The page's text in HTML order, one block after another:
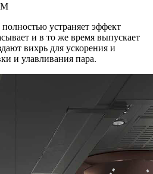
устраняет эффект
и в то же время выпускает
вихрь для ускорения и
и улавливания пара.